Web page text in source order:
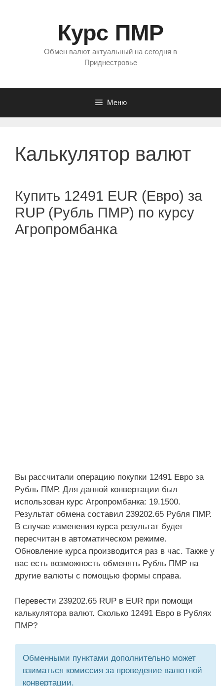
Курс ПМР
Обмен валют актуальный на сегодня в
Приднестровье
Меню
Калькулятор валют
Купить 12491 EUR (Евро) за
RUP (Рубль ПМР) по курсу
Агропромбанка
Вы рассчитали операцию покупки 12491 Евро за
Рубль ПМР. Для данной конвертации был
использован курс Агропромбанка: 19.1500.
Результат обмена составил 239202.65 Рубля ПМР.
В случае изменения курса результат будет
пересчитан в автоматическом режиме.
Обновление курса производится раз в час. Также у
вас есть возможность обменять Рубль ПМР на
другие валюты с помощью формы справа.
Перевести 239202.65 RUP в EUR при помощи
калькулятора валют. Сколько 12491 Евро в Рублях
ПМР?
Обменными пунктами дополнительно может
взиматься комиссия за проведение валютной
конвертации.